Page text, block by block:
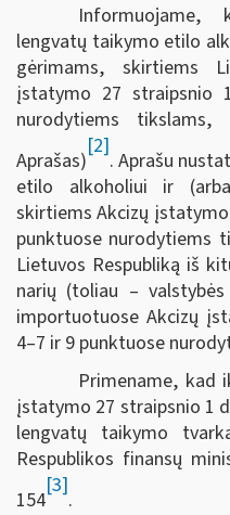
Informuojame,
lengvatų taikymo etilo
gėrimams, skirtiems
įstatymo 27 straipsnio
nurodytiems
Aprašas)
[2]
. Aprašu
etilo alkoholiui ir
skirtiems Akcizų
punktuose nurodytiems
Lietuvos Respubliką iš
narių (toliau –
importuotuose Akcizų
4–7 ir 9 punktuose
Primename, kad
įstatymo 27 straipsnio 1
lengvatų taikymo
Respublikos finansų
154
[3]
.